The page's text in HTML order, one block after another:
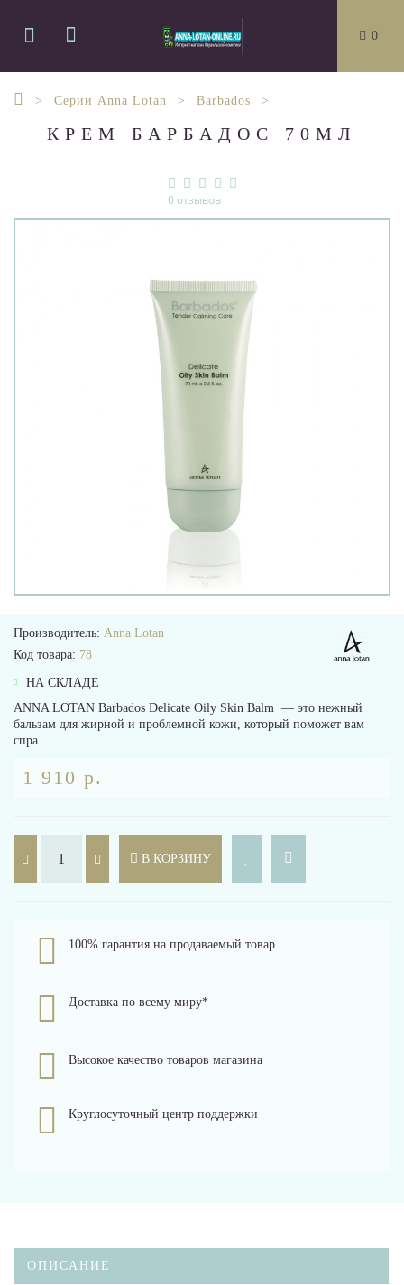
0
Серии Anna Lotan Barbados
КРЕМ БАРБАДОС 70МЛ
0 отзывов
Производитель: Anna Lotan
Код товара: 78
НА СКЛАДЕ
ANNA LOTAN Barbados Delicate Oily Skin Balm — это нежный
бальзам для жирной и проблемной кожи, который поможет вам
спра..
1 910 р.
В КОРЗИНУ
100% гарантия на продаваемый товар
Доставка по всему миру*
Высокое качество товаров магазина
Круглосуточный центр поддержки
ОПИСАНИЕ